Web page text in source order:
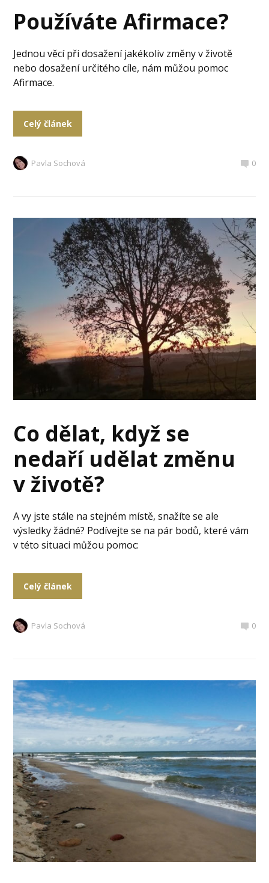
Používáte Afirmace?
Jednou věcí při dosažení jakékoliv změny v životě
nebo dosažení určitého cíle, nám můžou pomoc
Afirmace.
Celý článek
Pavla Sochová 0
Co dělat, když se
nedaří udělat změnu
v životě?
A vy jste stále na stejném místě, snažíte se ale
výsledky žádné? Podívejte se na pár bodů, které vám
v této situaci můžou pomoc:
Celý článek
Pavla Sochová 0